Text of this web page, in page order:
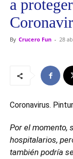
a
By Crucero Fun - 28
Coronavirus.
Por el momento,
hospitalarios,
también podría